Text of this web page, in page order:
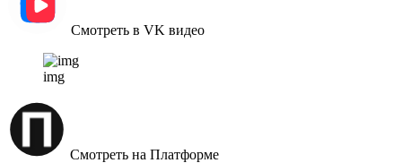
Смотреть в VK видео
img
Смотреть на Платформе